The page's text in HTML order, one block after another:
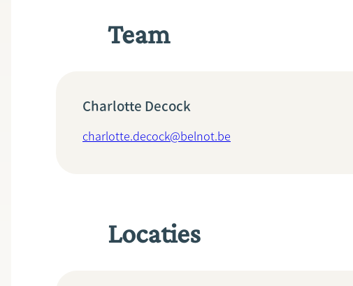
Team
Charlotte Decock
charlotte.decock@belnot.be
Locaties